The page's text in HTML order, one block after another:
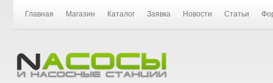
Главная Магазин Каталог Заявка Новости Статьи